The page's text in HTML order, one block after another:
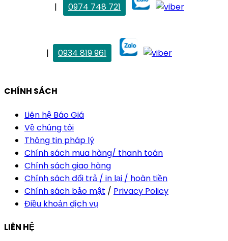
|
0974 748 721
|
0934 819 961
CHÍNH SÁCH
Liên hệ Báo Giá
Về chúng tôi
Thông tin pháp lý
Chính sách mua hàng/ thanh toán
Chính sách giao hàng
Chính sách đổi trả / in lại / hoàn tiền
Chính sách bảo mật / Privacy Policy
Điều khoản dịch vụ
LIÊN HỆ